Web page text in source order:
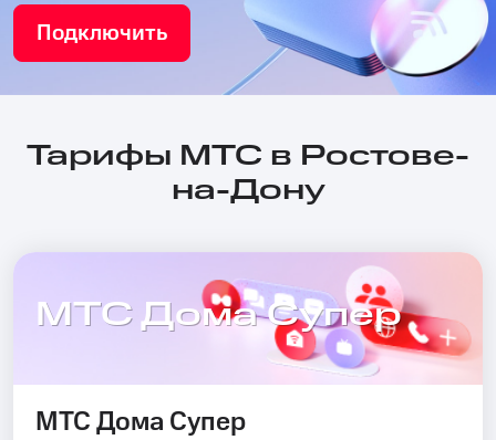
Подключить
Тарифы МТС в Ростове-
на-Дону
МТС Дома Супер
МТС Дома Супер